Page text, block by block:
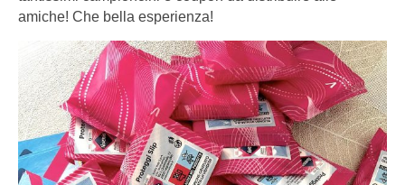
amiche! Che bella esperienza!